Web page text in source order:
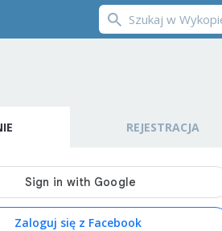
REJESTRACJA
Zaloguj się z Facebook